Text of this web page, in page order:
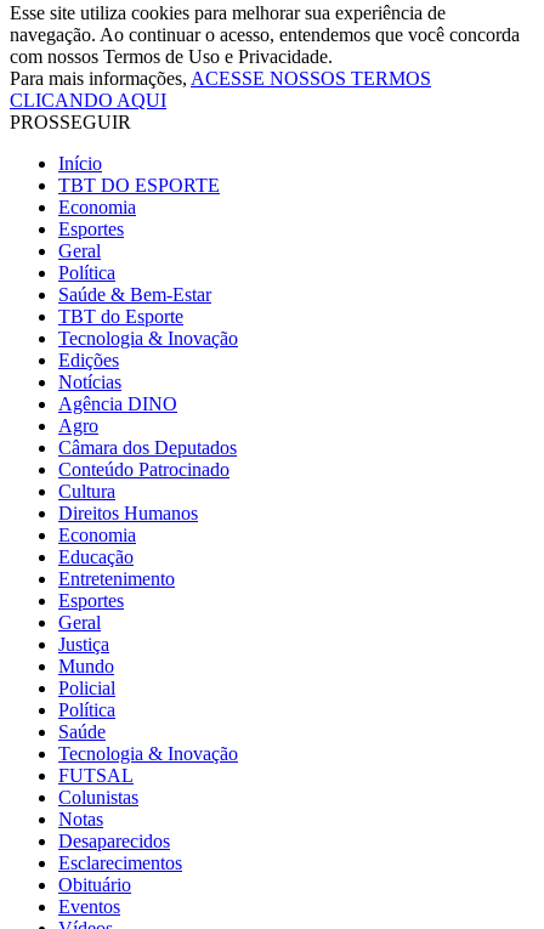
Esse site utiliza cookies para melhorar sua experiência de
navegação. Ao continuar o acesso, entendemos que você concorda
com nossos Termos de Uso e Privacidade.
Para mais informações, ACESSE NOSSOS TERMOS
CLICANDO AQUI
PROSSEGUIR
Início
TBT DO ESPORTE
Economia
Esportes
Geral
Política
Saúde & Bem-Estar
TBT do Esporte
Tecnologia & Inovação
Edições
Notícias
Agência DINO
Agro
Câmara dos Deputados
Conteúdo Patrocinado
Cultura
Direitos Humanos
Economia
Educação
Entretenimento
Esportes
Geral
Justiça
Mundo
Policial
Política
Saúde
Tecnologia & Inovação
FUTSAL
Colunistas
Notas
Desaparecidos
Esclarecimentos
Obituário
Eventos